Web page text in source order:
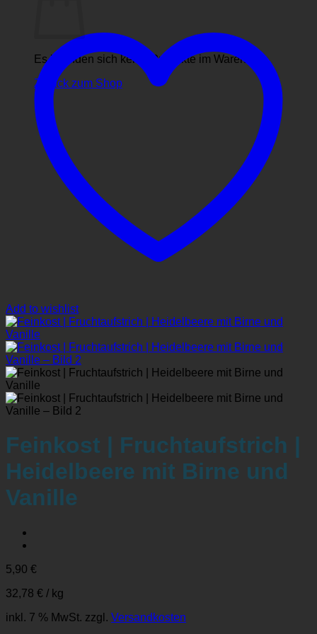
Es befinden sich keine Produkte im Warenkorb.
Zurück zum Shop
Add to wishlist
Feinkost | Fruchtaufstrich |
Heidelbeere mit Birne und
Vanille
5,90 €
32,78 € / kg
inkl. 7 % MwSt. zzgl. Versandkosten